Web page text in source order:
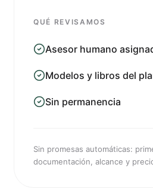
QUÉ REVISAMOS
Asesor humano
Modelos y libros del
Sin permanencia
Sin promesas automáticas:
documentación, alcance y